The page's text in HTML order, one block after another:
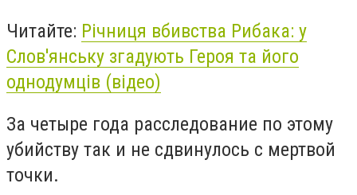
Читайте: Річниця вбивства Рибака: у
Слов'янську згадують Героя та його
однодумців (відео)
За четыре года расследование по этому
убийству так и не сдвинулось с мертвой
точки.